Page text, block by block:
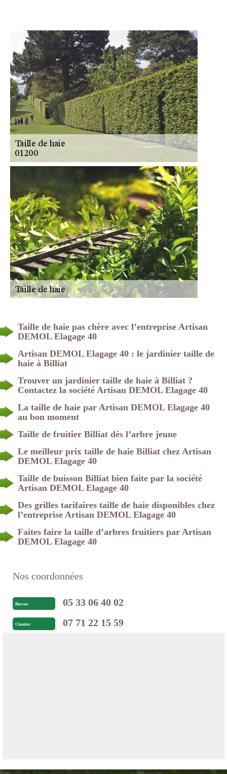
Taille de haie pas chère avec l’entreprise Artisan
DEMOL Elagage 40
Artisan DEMOL Elagage 40 : le jardinier taille de
haie à Billiat
Trouver un jardinier taille de haie à Billiat ?
Contactez la société Artisan DEMOL Elagage 40
La taille de haie par Artisan DEMOL Elagage 40
au bon moment
Taille de fruitier Billiat dès l’arbre jeune
Le meilleur prix taille de haie Billiat chez Artisan
DEMOL Elagage 40
Taille de buisson Billiat bien faite par la société
Artisan DEMOL Elagage 40
Des grilles tarifaires taille de haie disponibles chez
l’entreprise Artisan DEMOL Elagage 40
Faites faire la taille d’arbres fruitiers par Artisan
DEMOL Elagage 40
Nos coordonnées
Bureau 05 33 06 40 02
Chantier 07 71 22 15 59